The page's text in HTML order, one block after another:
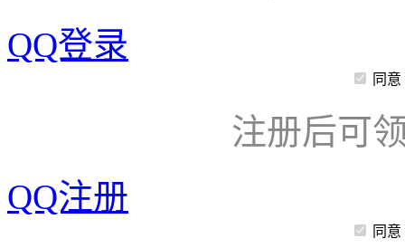
QQ登录
同意
注册后可
QQ注册
同意